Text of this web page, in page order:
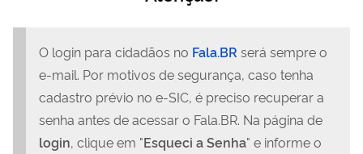
O login para cidadãos no Fala.BR será sempre o
e-mail. Por motivos de segurança, caso tenha
cadastro prévio no e-SIC, é preciso recuperar a
senha antes de acessar o Fala.BR. Na página de
login, clique em "Esqueci a Senha" e informe o